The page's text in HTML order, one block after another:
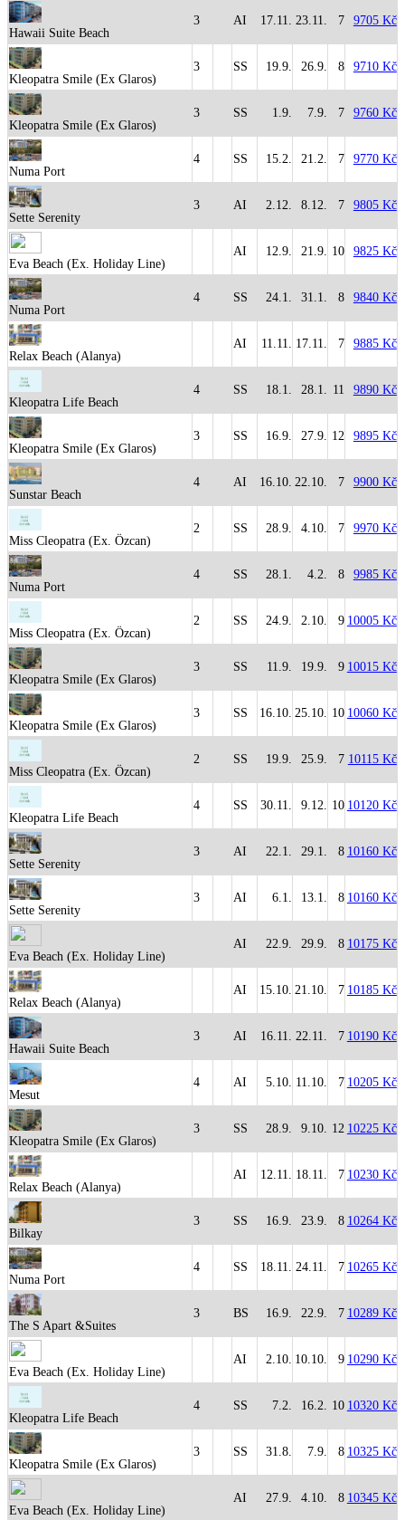
Hawaii Suite Beach
3 AI 17.11. 23.11. 7 9705 Kč
Kleopatra Smile (Ex Glaros)
3 SS 19.9. 26.9. 8 9710 Kč
Kleopatra Smile (Ex Glaros)
3 SS 1.9. 7.9. 7 9760 Kč
Numa Port
4 SS 15.2. 21.2. 7 9770 Kč
Sette Serenity
3 AI 2.12. 8.12. 7 9805 Kč
Eva Beach (Ex. Holiday Line)
AI 12.9. 21.9. 10 9825 Kč
Numa Port
4 SS 24.1. 31.1. 8 9840 Kč
Relax Beach (Alanya)
AI 11.11. 17.11. 7 9885 Kč
Kleopatra Life Beach
4 SS 18.1. 28.1. 11 9890 Kč
Kleopatra Smile (Ex Glaros)
3 SS 16.9. 27.9. 12 9895 Kč
Sunstar Beach
4 AI 16.10. 22.10. 7 9900 Kč
Miss Cleopatra (Ex. Özcan)
2 SS 28.9. 4.10. 7 9970 Kč
Numa Port
4 SS 28.1. 4.2. 8 9985 Kč
Miss Cleopatra (Ex. Özcan)
2 SS 24.9. 2.10. 9 10005 Kč
Kleopatra Smile (Ex Glaros)
3 SS 11.9. 19.9. 9 10015 Kč
Kleopatra Smile (Ex Glaros)
3 SS 16.10. 25.10. 10 10060 Kč
Miss Cleopatra (Ex. Özcan)
2 SS 19.9. 25.9. 7 10115 Kč
Kleopatra Life Beach
4 SS 30.11. 9.12. 10 10120 Kč
Sette Serenity
3 AI 22.1. 29.1. 8 10160 Kč
Sette Serenity
3 AI 6.1. 13.1. 8 10160 Kč
Eva Beach (Ex. Holiday Line)
AI 22.9. 29.9. 8 10175 Kč
Relax Beach (Alanya)
AI 15.10. 21.10. 7 10185 Kč
Hawaii Suite Beach
3 AI 16.11. 22.11. 7 10190 Kč
Mesut
4 AI 5.10. 11.10. 7 10205 Kč
Kleopatra Smile (Ex Glaros)
3 SS 28.9. 9.10. 12 10225 Kč
Relax Beach (Alanya)
AI 12.11. 18.11. 7 10230 Kč
Bilkay
3 SS 16.9. 23.9. 8 10264 Kč
Numa Port
4 SS 18.11. 24.11. 7 10265 Kč
The S Apart &Suites
3 BS 16.9. 22.9. 7 10289 Kč
Eva Beach (Ex. Holiday Line)
AI 2.10. 10.10. 9 10290 Kč
Kleopatra Life Beach
4 SS 7.2. 16.2. 10 10320 Kč
Kleopatra Smile (Ex Glaros)
3 SS 31.8. 7.9. 8 10325 Kč
Eva Beach (Ex. Holiday Line)
AI 27.9. 4.10. 8 10345 Kč